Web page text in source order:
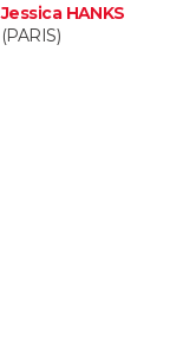
Jessica HANKS
(PARIS)